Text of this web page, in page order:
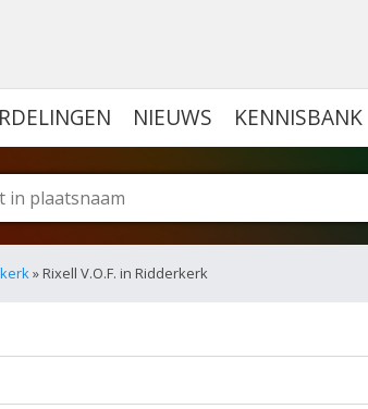
NIEUWS KENNISBANK
» Rixell V.O.F. in Ridderkerk